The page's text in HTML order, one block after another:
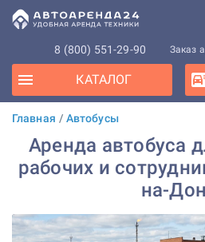
8 (800) 551-29-90 Заказ
КАТАЛОГ
Главная / Автобусы
Аренда автобуса
рабочих и
на-